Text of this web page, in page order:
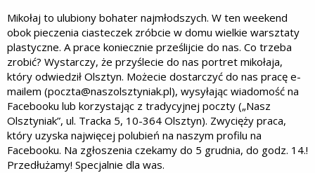
Mikołaj to ulubiony bohater najmłodszych. W ten weekend
obok pieczenia ciasteczek zróbcie w domu wielkie warsztaty
plastyczne. A prace koniecznie prześlijcie do nas. Co trzeba
zrobić? Wystarczy, że przyślecie do nas portret mikołaja,
który odwiedził Olsztyn. Możecie dostarczyć do nas pracę e-
mailem (poczta@naszolsztyniak.pl), wysyłając wiadomość na
Facebooku lub korzystając z tradycyjnej poczty („Nasz
Olsztyniak”, ul. Tracka 5, 10-364 Olsztyn). Zwycięży praca,
który uzyska najwięcej polubień na naszym profilu na
Facebooku. Na zgłoszenia czekamy do 5 grudnia, do godz. 14.!
Przedłużamy! Specjalnie dla was.